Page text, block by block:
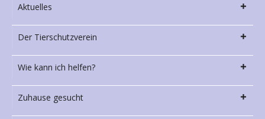
Aktuelles
Der Tierschutzverein
Wie kann ich helfen?
Zuhause gesucht